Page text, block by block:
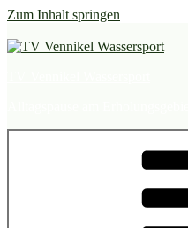
Zum Inhalt springen